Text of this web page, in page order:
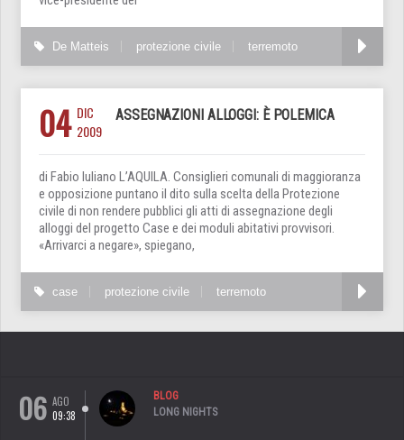
De Matteis protezione civile terremoto
04 DIC
2009
ASSEGNAZIONI ALLOGGI: È POLEMICA
di Fabio Iuliano L’AQUILA. Consiglieri comunali di maggioranza
e opposizione puntano il dito sulla scelta della Protezione
civile di non rendere pubblici gli atti di assegnazione degli
alloggi del progetto Case e dei moduli abitativi provvisori.
«Arrivarci a negare», spiegano,
case protezione civile terremoto
06 AGO
09:38
BLOG
LONG NIGHTS